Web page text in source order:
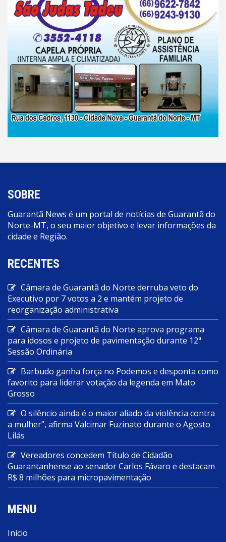
SOBRE
Guarantã News é um portal de notícias de Guarantã do
Norte-MT, o seu maior objetivo e levar informações da
cidade e Região.
RECENTES
Câmara de Guarantã do Norte derruba veto do
Executivo por 7 votos a 2 e mantém projeto de
reorganização administrativa
Câmara de Guarantã do Norte aprova programa
para idosos e projeto de pavimentação durante 12ª
Sessão Ordinária
Barbudo ganha força no Podemos e desponta como
favorito para liderar votação da legenda em Mato
Grosso
O silêncio ainda é o maior aliado da violência contra
a mulher”, afirma Valcimar Fuzinato durante o Agosto
Lilás
Vereadores concedem Título de Cidadão
Guarantanhense ao senador Carlos Fávaro e destacam
R$ 8 milhões para micropavimentação
MENU
Início